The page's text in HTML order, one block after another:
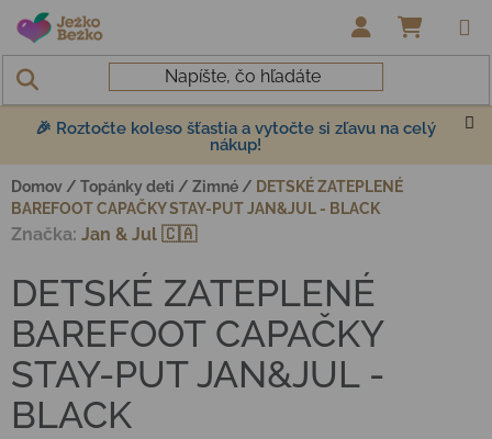
Prejsť na obsah
🎉 Roztočte koleso šťastia a vytočte si zľavu na celý
nákup!
Domov / Topánky deti / Zimné / DETSKÉ ZATEPLENÉ
BAREFOOT CAPAČKY STAY-PUT JAN&JUL - BLACK
DETSKÉ ZATEPLENÉ
BAREFOOT CAPAČKY
STAY-PUT JAN&JUL -
BLACK
Značka: Jan & Jul 🇨🇦